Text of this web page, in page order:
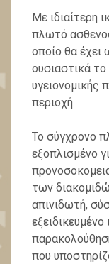
Με ιδιαίτερη
πλωτό
οποίο θα έχει
ουσιαστικά
υγειονομικής
περιοχή.
Το σύγχρονο
εξοπλισμένο
των
απινιδωτή,
που